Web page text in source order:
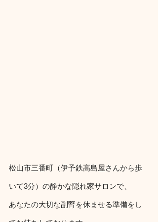
松山市三番町（伊予鉄高島屋さんから歩
いて3分）の静かな隠れ家サロンで、
あなたの大切な副腎を休ませる準備をし